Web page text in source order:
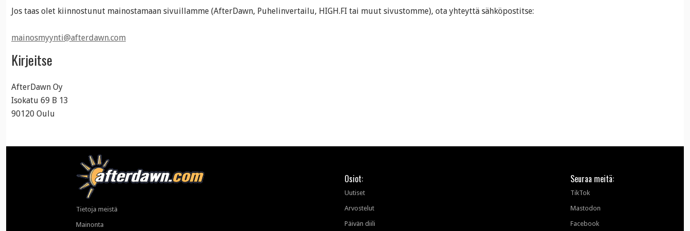
Jos taas olet kiinnostunut mainostamaan sivuillamme (AfterDawn, Puhelinvertailu, HIGH.FI tai muut sivustomme), ota yhteyttä sähköpostitse:
mainosmyynti@afterdawn.com
Kirjeitse
AfterDawn Oy
Isokatu 69 B 13
90120 Oulu
Tietoja meistä
Mainonta
Osiot:
Uutiset
Arvostelut
Päivän diili
Seuraa meitä:
TikTok
Mastodon
Facebook